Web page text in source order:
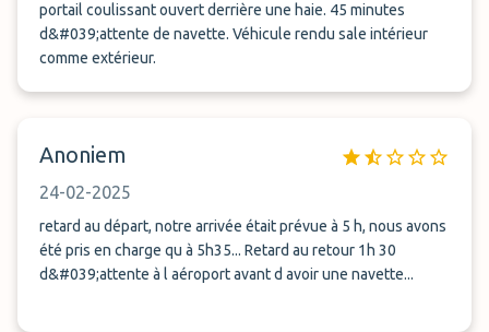
portail coulissant ouvert derrière une haie. 45 minutes
d&#039;attente de navette. Véhicule rendu sale intérieur
comme extérieur.
Anoniem
24-02-2025
retard au départ, notre arrivée était prévue à 5 h, nous avons
été pris en charge qu à 5h35... Retard au retour 1h 30
d&#039;attente à l aéroport avant d avoir une navette...